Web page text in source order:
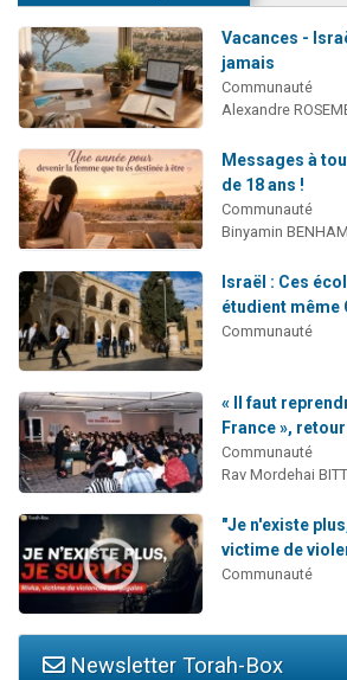
Vacances -
jamais
Communauté
Alexandre
Messages à
de 18 ans !
Communauté
Binyamin
Israël : Ces
étudient même
Communauté
« Il faut
France »,
Communauté
Rav Mordehai
"Je n'existe
victime de
Communauté
Newsletter Torah-Box